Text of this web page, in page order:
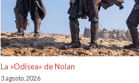
La «Odisea» de Nolan
3 agosto, 2026